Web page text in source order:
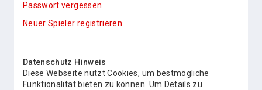
Passwort vergessen
Neuer Spieler registrieren
Datenschutz Hinweis
Diese Webseite nutzt Cookies, um bestmögliche
Funktionalität bieten zu können. Um Details zu